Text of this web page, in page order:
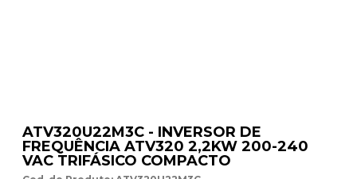
ATV320U22M3C - INVERSOR DE
FREQUÊNCIA ATV320 2,2KW 200-240
VAC TRIFÁSICO COMPACTO